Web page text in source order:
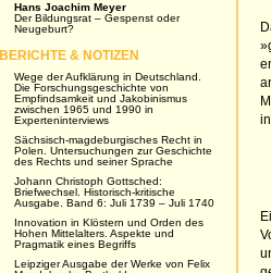
Hans Joachim Meyer
Der Bildungsrat – Gespenst oder
Neugeburt?
BERICHTE & NOTIZEN
Wege der Aufklärung in Deutschland.
Die Forschungsgeschichte von
Empfindsamkeit und Jakobinismus
zwischen 1965 und 1990 in
Experteninterviews
Sächsisch-magdeburgisches Recht in
Polen. Untersuchungen zur Geschichte
des Rechts und seiner Sprache
Johann Christoph Gottsched:
Briefwechsel. Historisch-kritische
Ausgabe. Band 6: Juli 1739 – Juli 1740
Innovation in Klöstern und Orden des
Hohen Mittelalters. Aspekte und
Pragmatik eines Begriffs
Leipziger Ausgabe der Werke von Felix